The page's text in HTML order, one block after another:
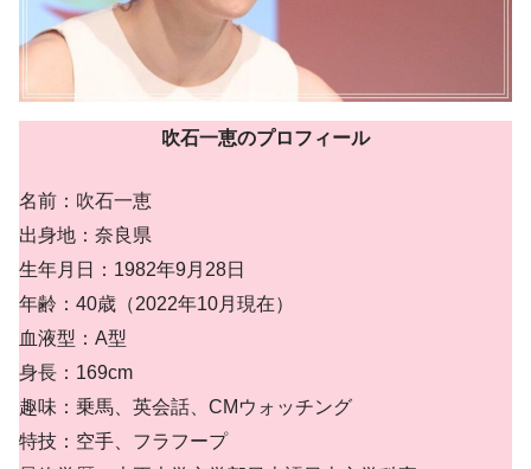
吹石一恵のプロフィール
名前：吹石一恵
出身地：奈良県
生年月日：1982年9月28日
年齢：40歳（2022年10月現在）
血液型：A型
身長：169cm
趣味：乗馬、英会話、CMウォッチング
特技：空手、フラフープ